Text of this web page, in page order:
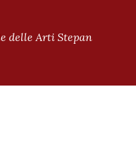
delle Arti Stepan